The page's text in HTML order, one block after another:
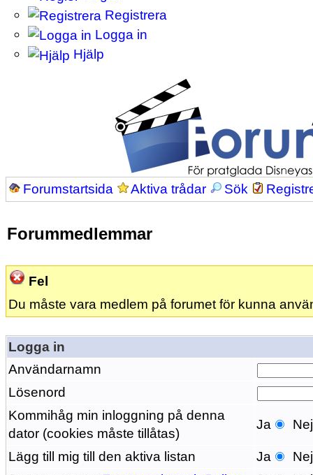
Registrera
Logga in
Hjälp
Forumstartsida Aktiva trådar Sök
Forummedlemmar
Fel
Du måste vara medlem på forumet för kunna
Logga in
Användarnamn
Lösenord
Kommihåg min inloggning på denna
dator (cookies måste tillåtas)
Ja Nej
Lägg till mig till den aktiva listan Ja
Nej